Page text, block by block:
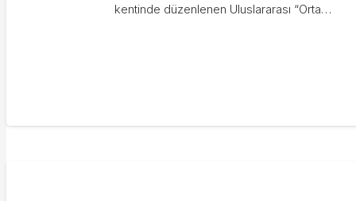
kentinde düzenlenen Uluslararası “Orta…